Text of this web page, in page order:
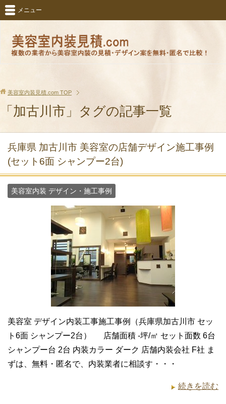
メニュー
美容室内装見積.com TOP
「加古川市」タグの記事一覧
兵庫県 加古川市 美容室の店舗デザイン施工事例
(セット6面 シャンプー2台)
美容室内装 デザイン・施工事例
美容室 デザイン内装工事施工事例（兵庫県加古川市 セッ
ト6面 シャンプー2台） 店舗面積 -坪/㎡ セット面数 6台
シャンプー台 2台 内装カラー ダーク 店舗内装会社 F社 ま
ずは、無料・匿名で、内装業者に相談す・・・
続きを読む